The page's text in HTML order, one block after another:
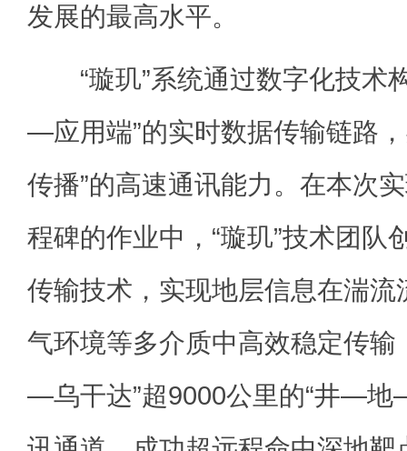
发展的最高水平。
“璇玑”系统通过数字化技术
—应用端”的实时数据传输链路
传播”的高速通讯能力。在本次
程碑的作业中，“璇玑”技术团队
传输技术，实现地层信息在湍流
气环境等多介质中高效稳定传输
—乌干达”超9000公里的“井—地